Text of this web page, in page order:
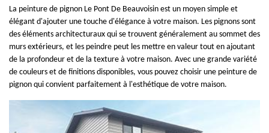
La peinture de pignon Le Pont De Beauvoisin est un moyen simple et
élégant d'ajouter une touche d'élégance à votre maison. Les pignons sont
des éléments architecturaux qui se trouvent généralement au sommet des
murs extérieurs, et les peindre peut les mettre en valeur tout en ajoutant
de la profondeur et de la texture à votre maison. Avec une grande variété
de couleurs et de finitions disponibles, vous pouvez choisir une peinture de
pignon qui convient parfaitement à l'esthétique de votre maison.